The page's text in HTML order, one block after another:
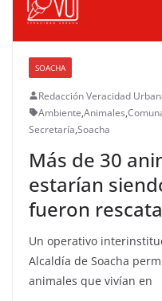
SOACHA
Redacción Veracidad
Ambiente,Animales,
Secretaría,Soacha
Más de 30
estarían
fueron
Un operativo
Alcaldía de Soacha
animales que vivían en